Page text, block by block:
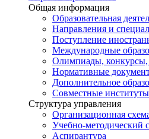
Общая информация
Образовательная
Направления и
Поступление
Международные
Олимпиады, конкурсы,
Нормативные
Дополнительное
Совместные институты
Структура управления
Организационная
Учебно-методический
Аспирантура